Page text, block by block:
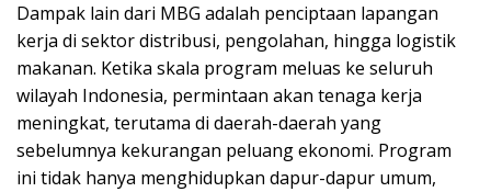
Dampak lain dari MBG adalah penciptaan lapangan
kerja di sektor distribusi, pengolahan, hingga logistik
makanan. Ketika skala program meluas ke seluruh
wilayah Indonesia, permintaan akan tenaga kerja
meningkat, terutama di daerah-daerah yang
sebelumnya kekurangan peluang ekonomi. Program
ini tidak hanya menghidupkan dapur-dapur umum,